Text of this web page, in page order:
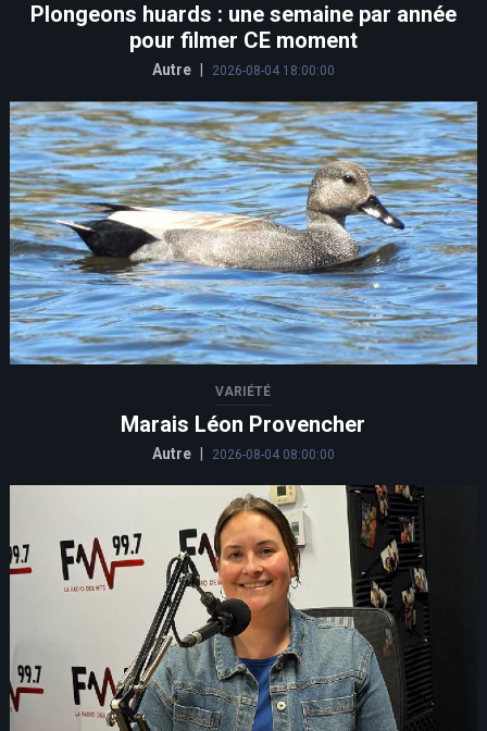
Plongeons huards : une semaine par année
pour filmer CE moment
Autre 2026-08-04 18:00:00
VARIÉTÉ
Marais Léon Provencher
Autre 2026-08-04 08:00:00